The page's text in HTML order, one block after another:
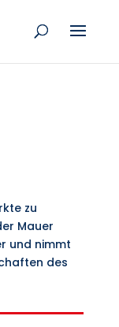
zu
Mauer
und nimmt
des